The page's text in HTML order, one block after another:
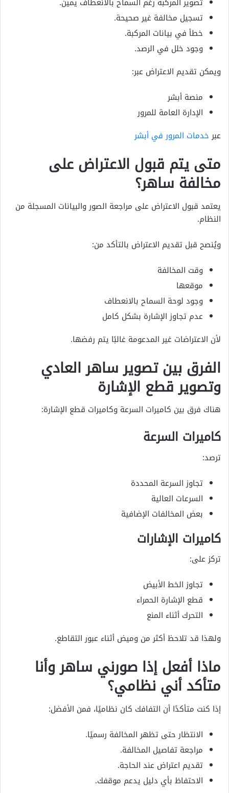
تسجيل مخالفة غير صحيحة.
خطأ في بيانات المركبة.
وجود خلل في الرصد.
ويمكن تقديم الاعتراض عبر:
منصة أبشر
الإدارة العامة للمرور
عبرخدمات المرور في أبشر
متى يتم قبول الاعتراض على
مخالفة ساهر؟
يعتمد قبول الاعتراض على مراجعة الصور والبيانات المسجلة من
النظام.
ويُنصح قبل تقديم الاعتراض بالتأكد من:
وقت المخالفة
موقعها
وجود لوحة السماح بالانعطاف
عدم تجاوز الإشارة بشكل كامل
لأن الاعتراضات غير المدعومة غالبًا يتم رفضها.
الفرق بين تصوير ساهر العادي
وتصوير قطع الإشارة
هناك فرق بين كاميرات السرعة وكاميرات قطع الإشارة:
كاميرات السرعة
ترصد:
تجاوز السرعة المحددة
السرعات العالية
بعض المخالفات الإضافية
كاميرات الإشارات
تركز على:
تجاوز الخط الأبيض
قطع الإشارة الحمراء
التحرك أثناء المنع
ولهذا قد تلاحظ أكثر من وميض أثناء عبور التقاطع.
ماذا أفعل إذا صورني ساهر وأنا
متأكد أني نظامي؟
إذا كنت متأكدًا أن التفافك كان نظاميًا، فمن الأفضل:
الانتظار حتى تظهر المخالفة رسميًا.
مراجعة تفاصيل المخالفة.
تقديم اعتراض عند الحاجة.
الاحتفاظ بأي دليل يدعم موقفك.